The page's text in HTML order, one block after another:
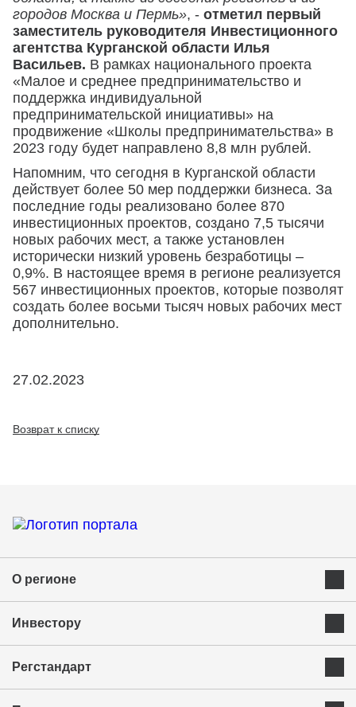
городов Москва и Пермь», - отметил первый
заместитель руководителя Инвестиционного
агентства Курганской области Илья
Васильев. В рамках национального проекта
«Малое и среднее предпринимательство и
поддержка индивидуальной
предпринимательской инициативы» на
продвижение «Школы предпринимательства» в
2023 году будет направлено 8,8 млн рублей.
Напомним, что сегодня в Курганской области
действует более 50 мер поддержки бизнеса. За
последние годы реализовано более 870
инвестиционных проектов, создано 7,5 тысячи
новых рабочих мест, а также установлен
исторически низкий уровень безработицы –
0,9%. В настоящее время в регионе реализуется
567 инвестиционных проектов, которые позволят
создать более восьми тысяч новых рабочих мест
дополнительно.
27.02.2023
Возврат к списку
О регионе
Экономика и ресурсы
Успешные бренды Курганской области
Инвестору
Приоритетные инвестиционные направления
Истории успеха
Регстандарт